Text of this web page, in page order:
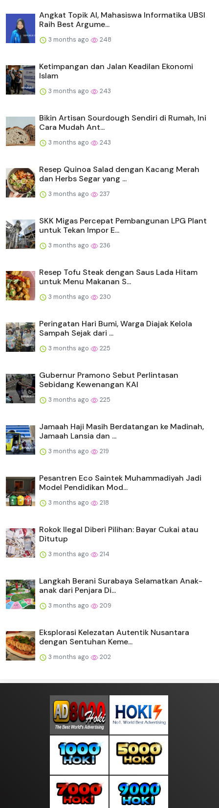
Angkat Topik AI, Mahasiswa Informatika UBSI
Raih Best Argume...
3 months ago 248
Ketimpangan dan Jalan Keadilan Ekonomi
Islam
3 months ago 243
Bikin Artisan Sourdough Sendiri di Rumah, Ini
Cara Mudah Ant...
3 months ago 243
Resep Quinoa Salad dengan Kacang Merah
dan Herbs Segar yang ...
3 months ago 237
SKK Migas Percepat Pembangunan LPG Plant
untuk Tekan Impor E...
3 months ago 236
Resep Tofu Steak dengan Saus Lada Hitam
untuk Menu Makanan S...
3 months ago 230
Peringatan Hari Bumi, Warga Diajak Kelola
Sampah Sejak dari ...
3 months ago 225
Gubernur Pramono Sebut Perlintasan
Sebidang Kewenangan KAI
3 months ago 225
Jamaah Haji Masih Berdatangan ke Madinah,
Jamaah Lansia dan ...
3 months ago 219
Pesantren Eco Saintek Muhammadiyah Jadi
Model Pendidikan Mod...
3 months ago 218
Rokok Ilegal Diberi Pilihan: Bayar Cukai atau
Ditutup
3 months ago 214
Langkah Berani Surabaya Selamatkan Anak-
anak dari Penjara Di...
3 months ago 209
Eksplorasi Kelezatan Autentik Nusantara
dengan Sentuhan Keme...
3 months ago 202